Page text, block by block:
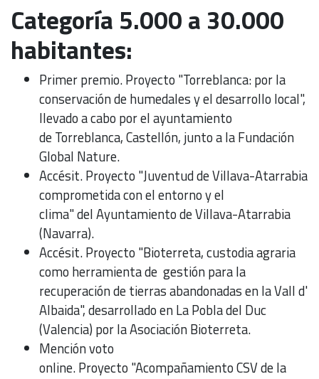
Categoría 5.000 a 30.000
habitantes:
Primer premio. Proyecto "Torreblanca: por la
conservación de humedales y el desarrollo local",
llevado a cabo por el ayuntamiento
de Torreblanca, Castellón, junto a la Fundación
Global Nature.
Accésit. Proyecto "Juventud de Villava-Atarrabia
comprometida con el entorno y el
clima" del Ayuntamiento de Villava-Atarrabia
(Navarra).
Accésit. Proyecto "Bioterreta, custodia agraria
como herramienta de gestión para la
recuperación de tierras abandonadas en la Vall d'
Albaida", desarrollado en La Pobla del Duc
(Valencia) por la Asociación Bioterreta.
Mención voto
online. Proyecto "Acompañamiento CSV de la